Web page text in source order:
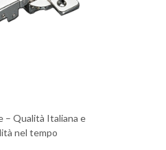
– Qualità Italiana e
nel tempo